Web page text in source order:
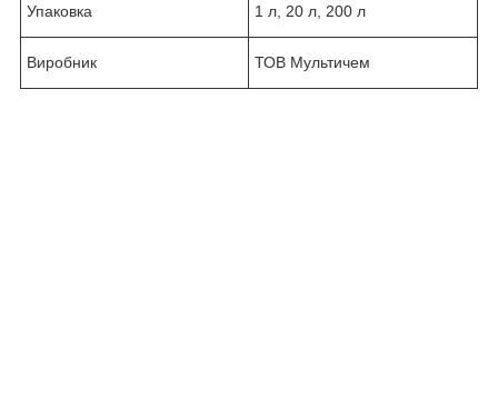
Упаковка 1 л, 20 л, 200 л
Виробник ТОВ Мультичем